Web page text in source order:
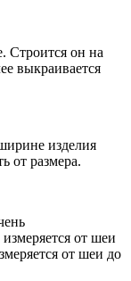
Строится он на
выкраивается
изделия
от размера.
от шеи
от шеи до